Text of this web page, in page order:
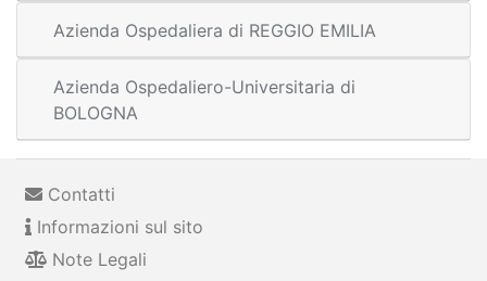
Azienda Ospedaliera di REGGIO EMILIA
Azienda Ospedaliero-Universitaria di
BOLOGNA
Contatti
Informazioni sul sito
Note Legali